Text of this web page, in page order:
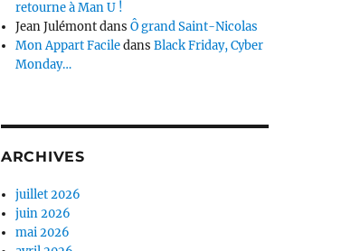
retourne à Man U !
Jean JulémontdansÔ grand Saint-Nicolas
Mon Appart FaciledansBlack Friday, Cyber
Monday…
ARCHIVES
juillet 2026
juin 2026
mai 2026